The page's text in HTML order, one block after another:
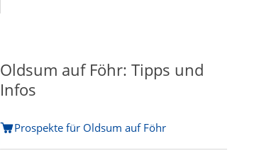
Oldsum auf Föhr: Tipps und
Infos
Prospekte für Oldsum auf Föhr